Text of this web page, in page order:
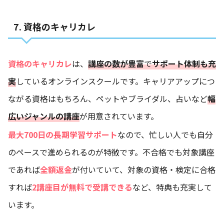
7. 資格のキャリカレ
資格のキャリカレは、 講座の数が豊富でサポート体制も充
実しているオンラインスクールです。キャリアアップにつ
ながる資格はもちろん、ペットやブライダル、占いなど幅
広いジャンルの講座が用意されています。
最大700日の長期学習サポートなので、忙しい人でも自分
のペースで進められるのが特徴です。不合格でも対象講座
であれば全額返金が付いていて、対象の資格・検定に合格
すれば2講座目が無料で受講できるなど、特典も充実して
います。